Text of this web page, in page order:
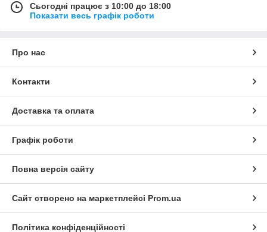
Сьогодні працює з 10:00 до 18:00
Показати весь графік роботи
Про нас
Контакти
Доставка та оплата
Графік роботи
Повна версія сайту
Сайт створено на маркетплейсі Prom.ua
Політика конфіденційності